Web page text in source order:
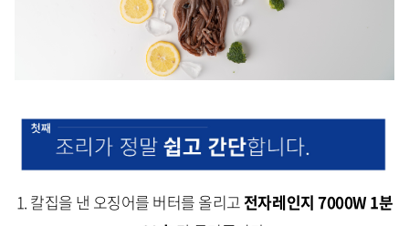
1. 칼집을 낸 오징어를 버터를 올리고전자레인지 7000W 1분